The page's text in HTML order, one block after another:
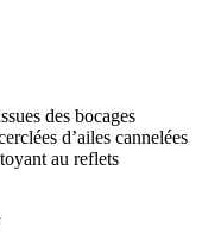
des bocages
d’ailes cannelées
au reflets